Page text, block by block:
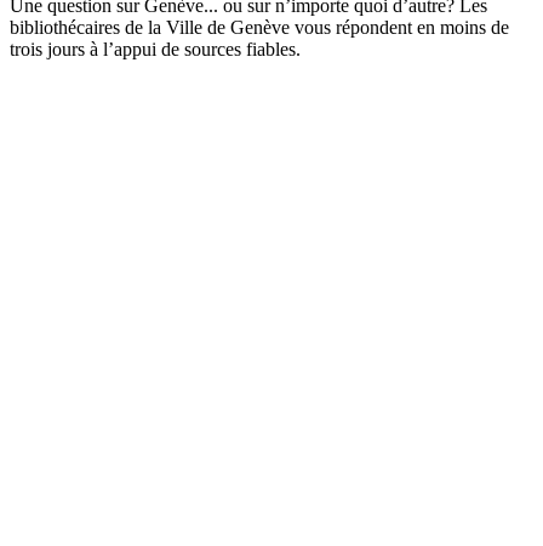
Une question sur Genève... ou sur n’importe quoi d’autre? Les
bibliothécaires de la Ville de Genève vous répondent en moins de
trois jours à l’appui de sources fiables.